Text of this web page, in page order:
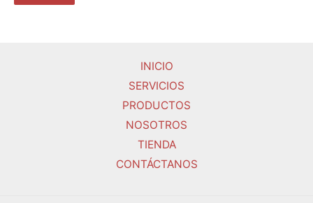
INICIO
SERVICIOS
PRODUCTOS
NOSOTROS
TIENDA
CONTÁCTANOS